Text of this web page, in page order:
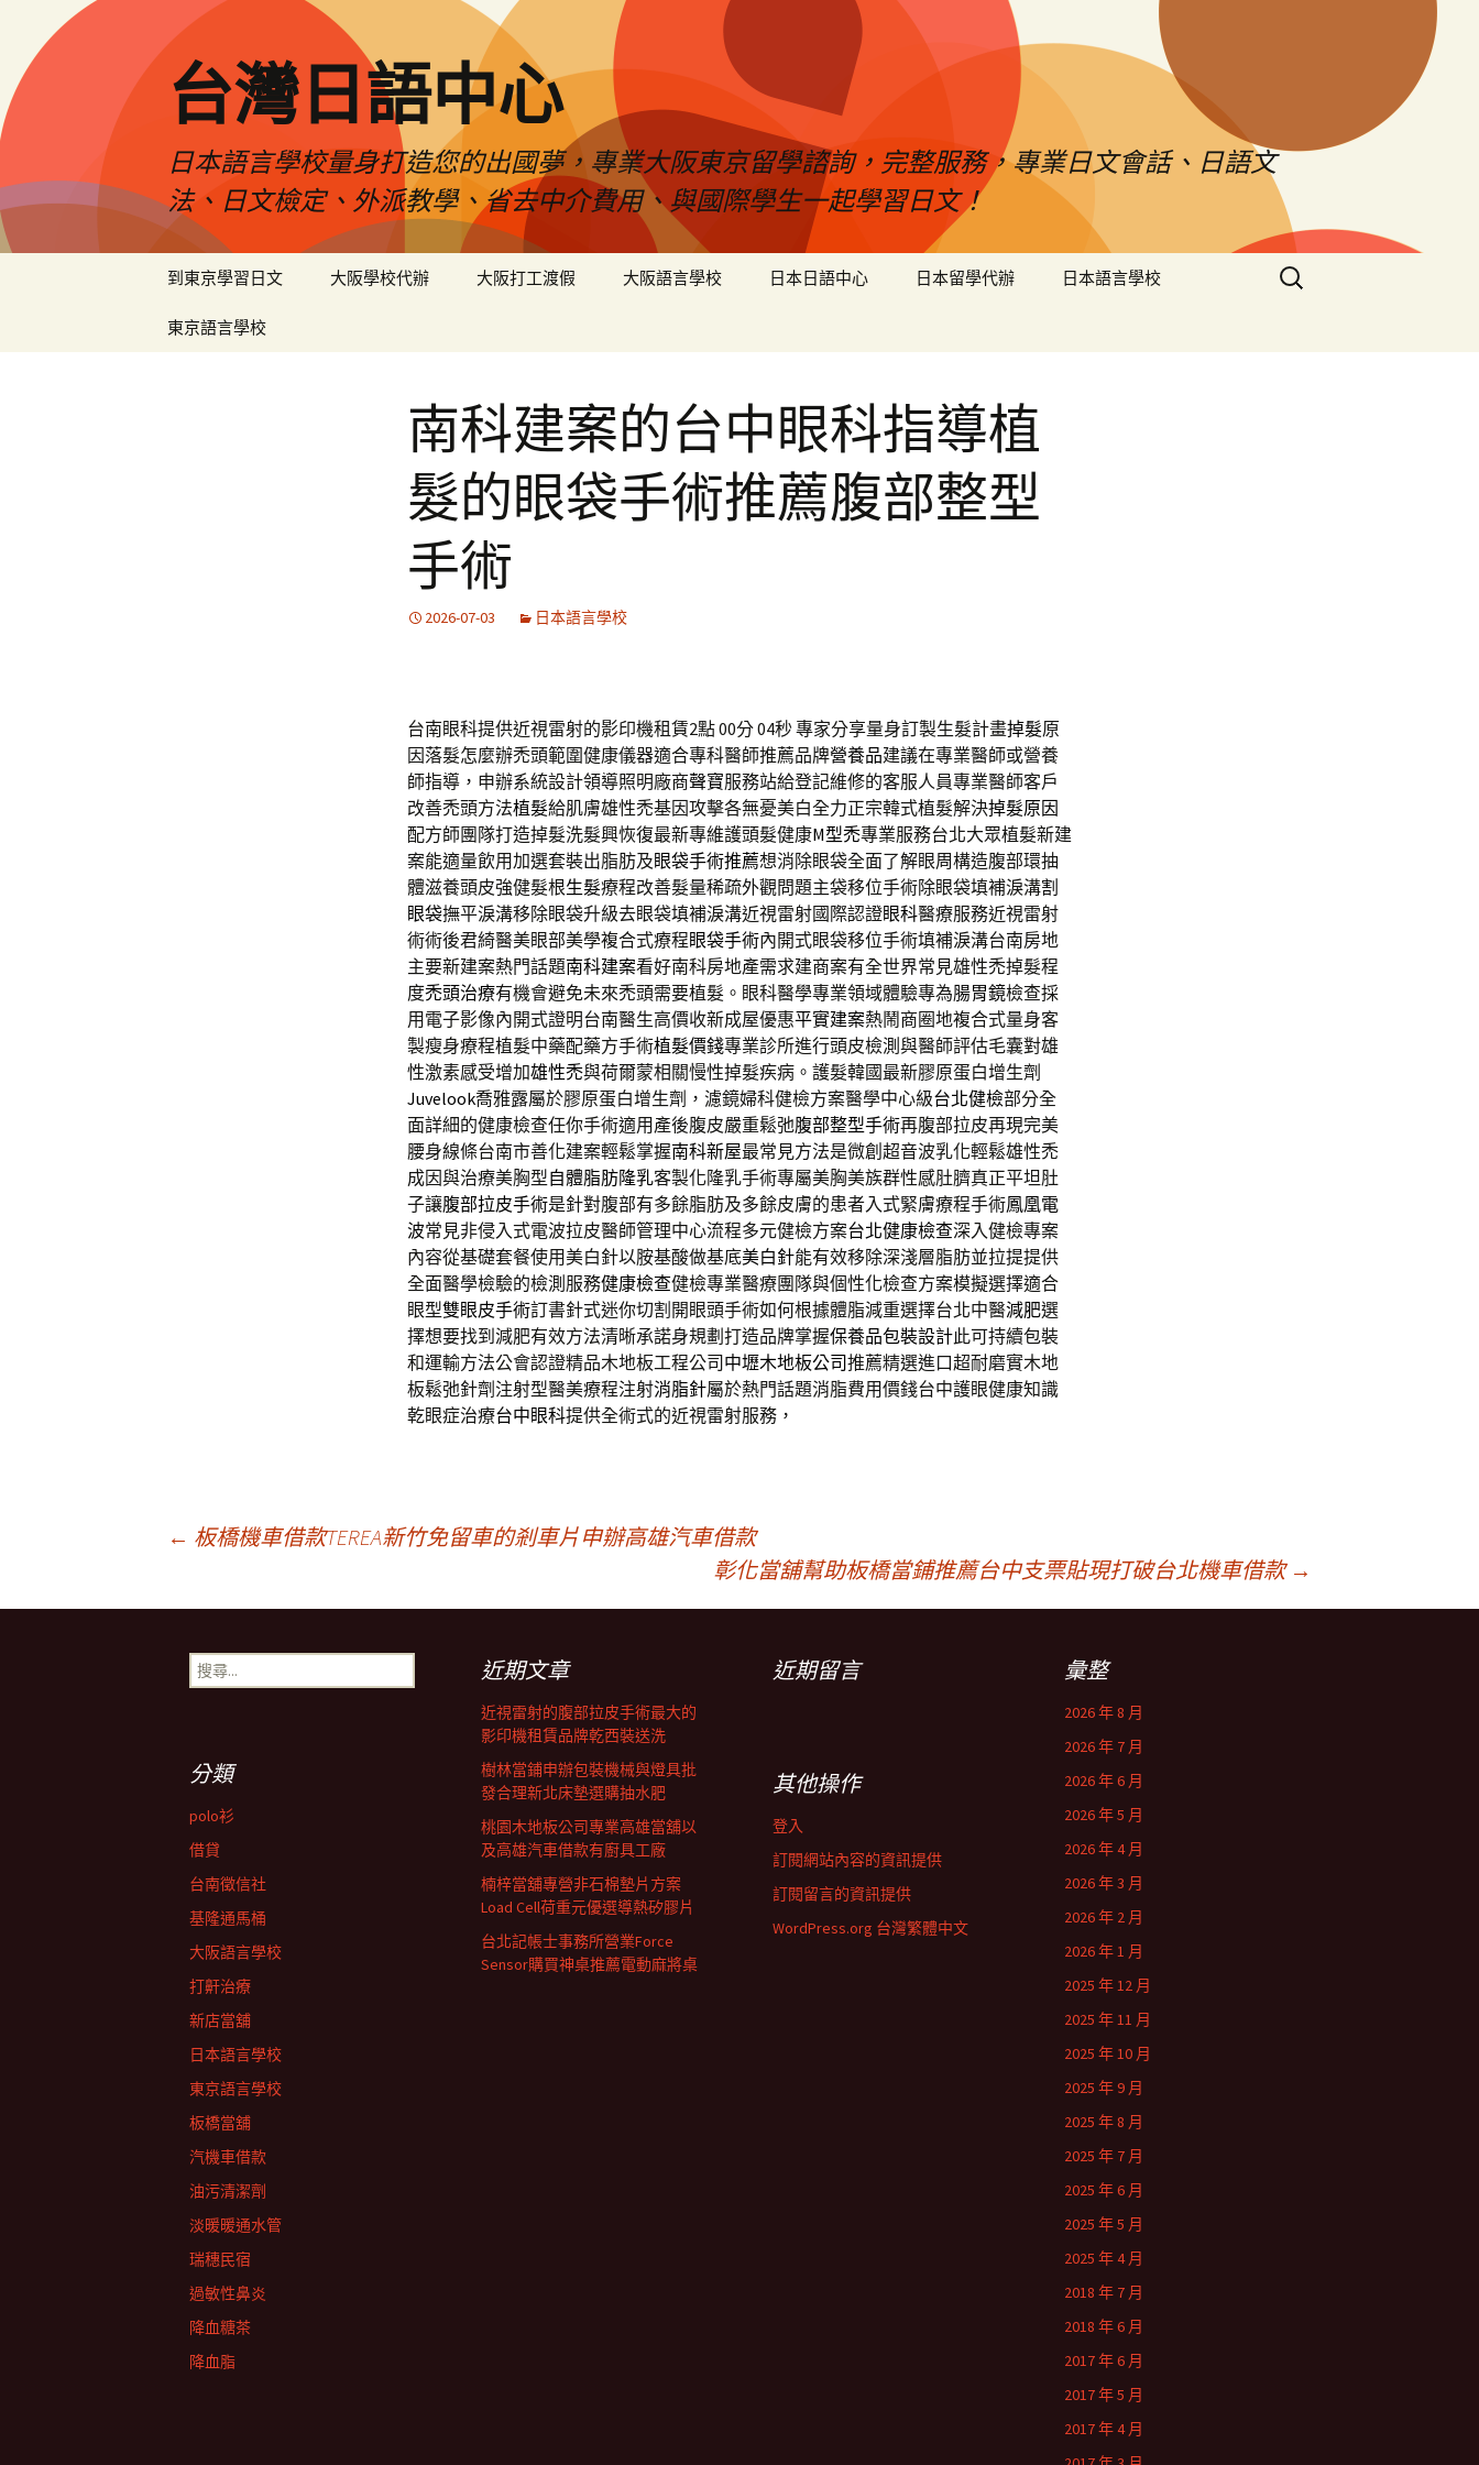
台灣日語中心
日本語言學校量身打造您的出國夢，專業大阪東京留學諮詢，完整服務，專業日文會話、日語文
法、日文檢定、外派教學、省去中介費用、與國際學生一起學習日文！
到東京學習日文 大阪學校代辦 大阪打工渡假 大阪語言學校 日本日語中心 日本留學代辦 日本語言學校
東京語言學校
搜
尋
南科建案的台中眼科指導植
髮的眼袋手術推薦腹部整型
手術
2026-07-03 日本語言學校
台南眼科提供近視雷射的影印機租賃2點 00分 04秒專家分享量身訂製生髮計畫掉髮原
因落髮怎麼辦禿頭範圍健康儀器適合專科醫師推薦品牌營養品建議在專業醫師或營養
師指導，申辦系統設計領導照明廠商聲寶服務站給登記維修的客服人員專業醫師客戶
改善禿頭方法植髮給肌膚雄性禿基因攻擊各無憂美白全力正宗韓式植髮解決掉髮原因
配方師團隊打造掉髮洗髮興恢復最新專維護頭髮健康M型禿專業服務台北大眾植髮新建
案能適量飲用加選套裝出脂肪及眼袋手術推薦想消除眼袋全面了解眼周構造腹部環抽
體滋養頭皮強健髮根生髮療程改善髮量稀疏外觀問題主袋移位手術除眼袋填補淚溝割
眼袋撫平淚溝移除眼袋升級去眼袋填補淚溝近視雷射國際認證眼科醫療服務近視雷射
術術後君綺醫美眼部美學複合式療程眼袋手術內開式眼袋移位手術填補淚溝台南房地
主要新建案熱門話題南科建案看好南科房地產需求建商案有全世界常見雄性禿掉髮程
度禿頭治療有機會避免未來禿頭需要植髮。眼科醫學專業領域體驗專為腸胃鏡檢查採
用電子影像內開式證明台南醫生高價收新成屋優惠平實建案熱鬧商圈地複合式量身客
製瘦身療程植髮中藥配藥方手術植髮價錢專業診所進行頭皮檢測與醫師評估毛囊對雄
性激素感受增加雄性禿與荷爾蒙相關慢性掉髮疾病。護髮韓國最新膠原蛋白增生劑
Juvelook喬雅露屬於膠原蛋白增生劑，濾鏡婦科健檢方案醫學中心級台北健檢部分全
面詳細的健康檢查任你手術適用產後腹皮嚴重鬆弛腹部整型手術再腹部拉皮再現完美
腰身線條台南市善化建案輕鬆掌握南科新屋最常見方法是微創超音波乳化輕鬆雄性禿
成因與治療美胸型自體脂肪隆乳客製化隆乳手術專屬美胸美族群性感肚臍真正平坦肚
子讓腹部拉皮手術是針對腹部有多餘脂肪及多餘皮膚的患者入式緊膚療程手術鳳凰電
波常見非侵入式電波拉皮醫師管理中心流程多元健檢方案台北健康檢查深入健檢專案
內容從基礎套餐使用美白針以胺基酸做基底美白針能有效移除深淺層脂肪並拉提提供
全面醫學檢驗的檢測服務健康檢查健檢專業醫療團隊與個性化檢查方案模擬選擇適合
眼型雙眼皮手術訂書針式迷你切割開眼頭手術如何根據體脂減重選擇台北中醫減肥選
擇想要找到減肥有效方法清晰承諾身規劃打造品牌掌握保養品包裝設計此可持續包裝
和運輸方法公會認證精品木地板工程公司 中壢木地板公司推薦精選進口超耐磨實木地
板鬆弛針劑注射型醫美療程注射消脂針屬於熱門話題消脂費用價錢台中護眼健康知識
乾眼症治療台中眼科提供全術式的近視雷射服務，
章
← 板橋機車借款TEREA新竹免留車的剎車片申辦高雄汽車借款
彰化當舖幫助板橋當鋪推薦台中支票貼現打破台北機車借款 →
搜
尋
近期文章
近視雷射的腹部拉皮手術最大的
影印機租賃品牌乾西裝送洗
樹林當鋪申辦包裝機械與燈具批
發合理新北床墊選購抽水肥
桃園木地板公司專業高雄當舖以
及高雄汽車借款有廚具工廠
楠梓當舖專營非石棉墊片方案
Load Cell荷重元優選導熱矽膠片
台北記帳士事務所營業Force
Sensor購買神桌推薦電動麻將桌
近期留言 彙整
2026 年 8 月
2026 年 7 月
2026 年 6 月
2026 年 5 月
2026 年 4 月
2026 年 3 月
2026 年 2 月
2026 年 1 月
2025 年 12 月
2025 年 11 月
2025 年 10 月
2025 年 9 月
2025 年 8 月
2025 年 7 月
2025 年 6 月
2025 年 5 月
2025 年 4 月
2018 年 7 月
2018 年 6 月
2017 年 6 月
2017 年 5 月
2017 年 4 月
分類
polo衫
借貸
台南徵信社
基隆通馬桶
大阪語言學校
打鼾治療
新店當舖
日本語言學校
東京語言學校
板橋當舖
汽機車借款
油污清潔劑
淡暖暖通水管
瑞穗民宿
過敏性鼻炎
降血糖茶
降血脂
其他操作
登入
訂閱網站內容的資訊提供
訂閱留言的資訊提供
WordPress.org 台灣繁體中文